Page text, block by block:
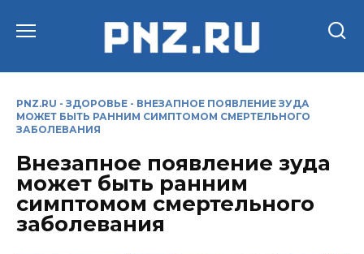
PNZ.RU - ЗДОРОВЬЕ - ВНЕЗАПНОЕ ПОЯВЛЕНИЕ ЗУДА
МОЖЕТ БЫТЬ РАННИМ СИМПТОМОМ СМЕРТЕЛЬНОГО
ЗАБОЛЕВАНИЯ
Внезапное появление зуда
может быть ранним
симптомом смертельного
заболевания